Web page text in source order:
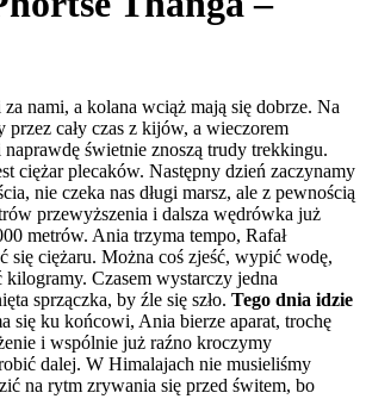
nami, a kolana wciąż mają się dobrze. Na
przez cały czas z kijów, a wieczorem
świetnie znoszą trudy trekkingu.
ciężar plecaków. Następny dzień zaczynamy
nie czeka nas długi marsz, ale z pewnością
przewyższenia i dalsza wędrówka już
metrów. Ania trzyma tempo, Rafał
się ciężaru. Można coś zjeść, wypić wodę,
kilogramy. Czasem wystarczy jedna
sprzączka, by źle się szło. Tego dnia idzie
się ku końcowi, Ania bierze aparat, trochę
i wspólnie już raźno kroczymy
dalej. W Himalajach nie musieliśmy
na rytm zrywania się przed świtem, bo